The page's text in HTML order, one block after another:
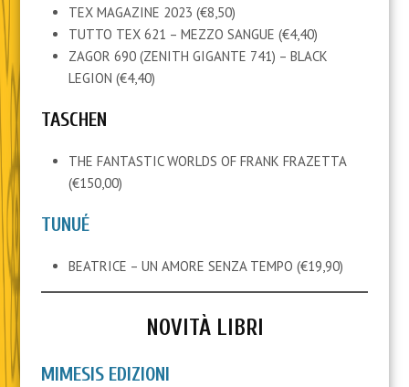
TEX MAGAZINE 2023 (€8,50)
TUTTO TEX 621 – MEZZO SANGUE (€4,40)
ZAGOR 690 (ZENITH GIGANTE 741) – BLACK
LEGION (€4,40)
TASCHEN
THE FANTASTIC WORLDS OF FRANK FRAZETTA
(€150,00)
TUNUÉ
BEATRICE – UN AMORE SENZA TEMPO (€19,90)
NOVITÀ LIBRI
MIMESIS EDIZIONI